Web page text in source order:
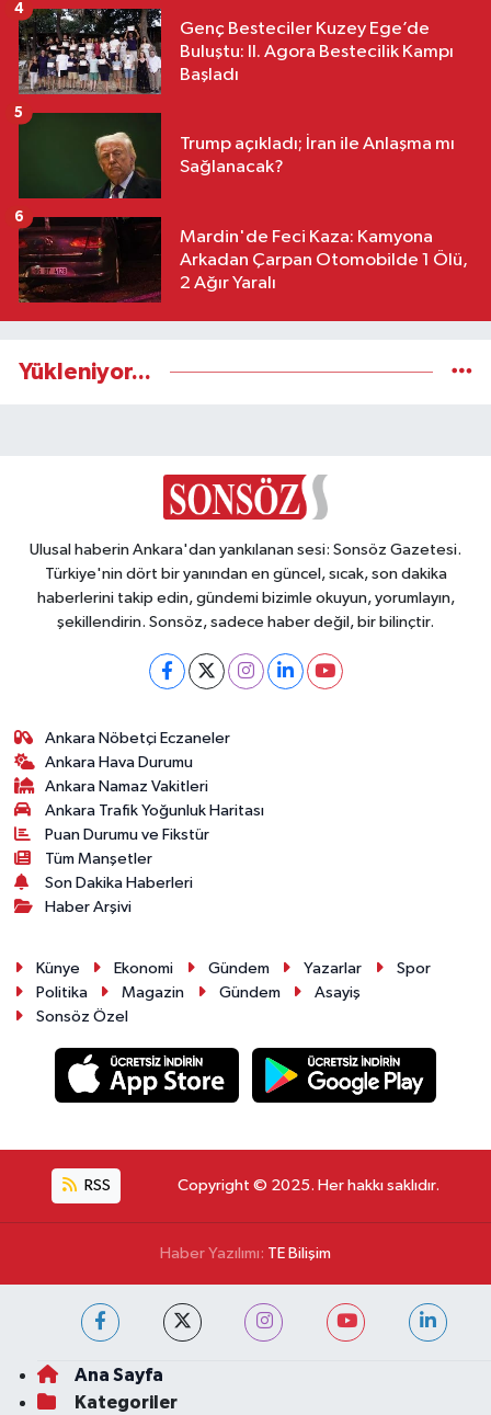
Genç Besteciler Kuzey Ege’de
Buluştu: II. Agora Bestecilik Kampı
Başladı
4
Trump açıkladı; İran ile Anlaşma mı
Sağlanacak?
5
Mardin'de Feci Kaza: Kamyona
Arkadan Çarpan Otomobilde 1 Ölü,
2 Ağır Yaralı
6
Yükleniyor...
Ulusal haberin Ankara'dan yankılanan sesi: Sonsöz Gazetesi.
Türkiye'nin dört bir yanından en güncel, sıcak, son dakika
haberlerini takip edin, gündemi bizimle okuyun, yorumlayın,
şekillendirin. Sonsöz, sadece haber değil, bir bilinçtir.
Ankara Nöbetçi Eczaneler
Ankara Hava Durumu
Ankara Namaz Vakitleri
Ankara Trafik Yoğunluk Haritası
Puan Durumu ve Fikstür
Tüm Manşetler
Son Dakika Haberleri
Haber Arşivi
Künye Ekonomi Gündem Yazarlar
Spor
Politika
Magazin Gündem
Asayiş
Sonsöz Özel
RSS Copyright © 2025. Her hakkı saklıdır.
Haber Yazılımı: TE Bilişim
Ana Sayfa
Kategoriler